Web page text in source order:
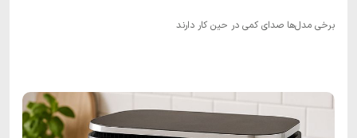
برخی مدل‌ها صدای کمی در حین کار دارند